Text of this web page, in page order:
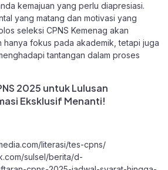
kemajuan yang perlu diapresiasi.
yang matang dan motivasi yang
seleksi CPNS Kemenag akan
hanya fokus pada akademik, tetapi juga
tantangan dalam proses
2025 untuk Lulusan
Eksklusif Menanti!
literasi/tes-cpns/
sulsel/berita/d-